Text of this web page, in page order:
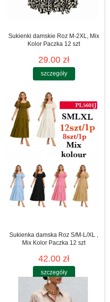
Sukienki damskie Roz M-2XL, Mix
Kolor Paczka 12 szt
29.00 zł
szczegóły
Sukienka damska Roz S/M-L/XL ,
Mix Kolor Paczka 12 szt
42.00 zł
szczegóły